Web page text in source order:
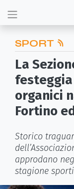
SPORT
La
organici
Fortino
Storico
approdano
stagione